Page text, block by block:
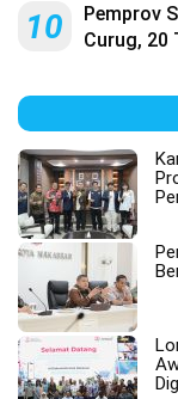
10
Pemprov
Curug, 20